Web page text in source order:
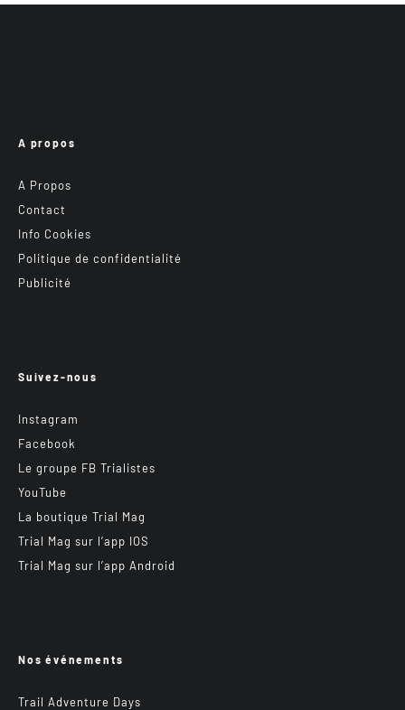
A propos
A Propos
Contact
Info Cookies
Politique de confidentialité
Publicité
Suivez-nous
Instagram
Facebook
Le groupe FB Trialistes
YouTube
La boutique Trial Mag
Trial Mag sur l’app IOS
Trial Mag sur l’app Android
Nos événements
Trail Adventure Days